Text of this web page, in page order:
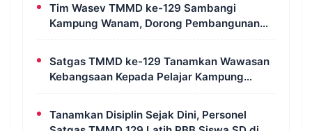
Tim Wasev TMMD ke-129 Sambangi
Kampung Wanam, Dorong Pembangunan
Untuk Kesejahteraan Masyarakat
Satgas TMMD ke-129 Tanamkan Wawasan
Kebangsaan Kepada Pelajar Kampung
Wanam Merauke
Tanamkan Disiplin Sejak Dini, Personel